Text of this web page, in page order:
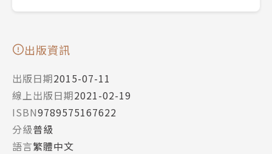
出版資訊
出版日期2015-07-11
線上出版日期2021-02-19
ISBN9789575167622
分級普級
語言繁體中文